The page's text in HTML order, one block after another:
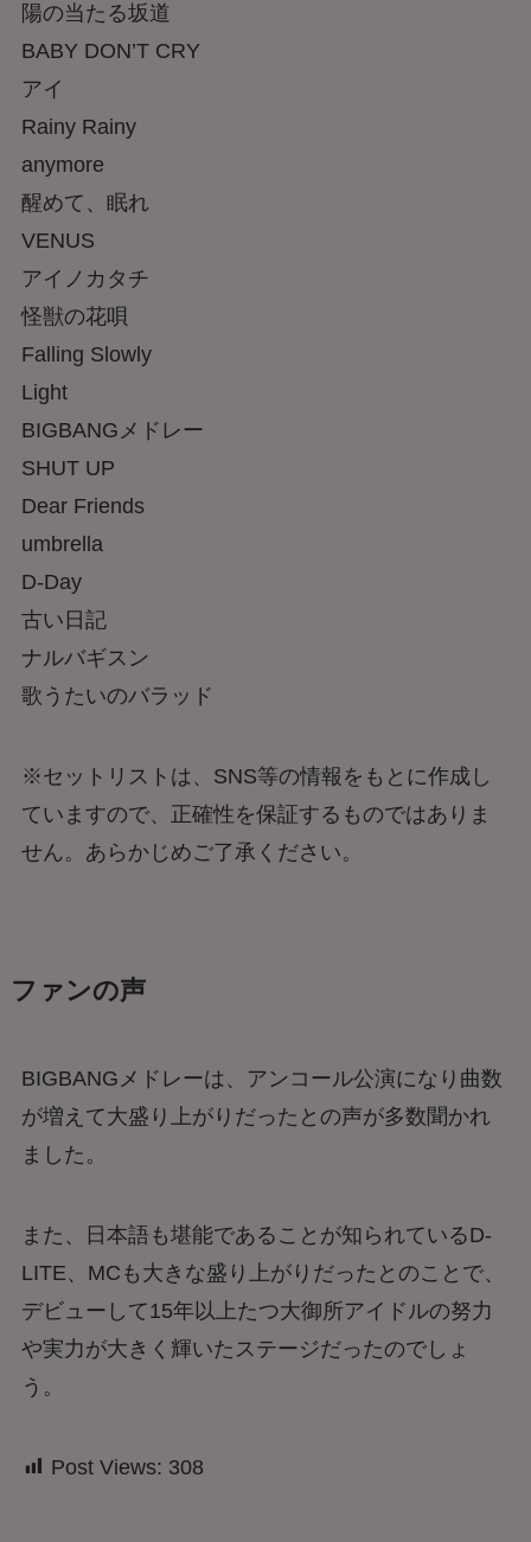
陽の当たる坂道
BABY DON’T CRY
アイ
Rainy Rainy
anymore
醒めて、眠れ
VENUS
アイノカタチ
怪獣の花唄
Falling Slowly
Light
BIGBANGメドレー
SHUT UP
Dear Friends
umbrella
D-Day
古い日記
ナルバギスン
歌うたいのバラッド
※セットリストは、SNS等の情報をもとに作成し
ていますので、正確性を保証するものではありま
せん。あらかじめご了承ください。
ファンの声
BIGBANGメドレーは、アンコール公演になり曲数
が増えて大盛り上がりだったとの声が多数聞かれ
ました。
また、日本語も堪能であることが知られているD-
LITE、MCも大きな盛り上がりだったとのことで、
デビューして15年以上たつ大御所アイドルの努力
や実力が大きく輝いたステージだったのでしょ
う。
Post Views: 308